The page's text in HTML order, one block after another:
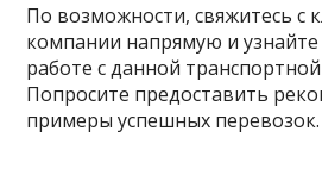
По возможности, свяжитесь с
компании напрямую и
работе с данной
Попросите предоставить
примеры успешных перевозок.